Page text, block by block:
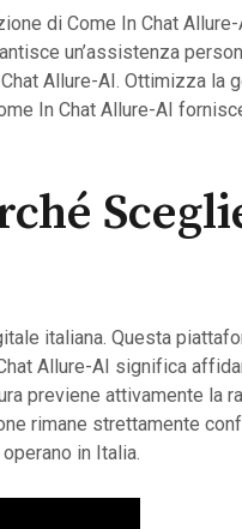
di Come In Chat
un’assistenza
Allure-AI. Ottimizza la
In Chat Allure-AI
italiana. Questa
Allure-AI significa
previene attivamente la
rimane strettamente
in Italia.